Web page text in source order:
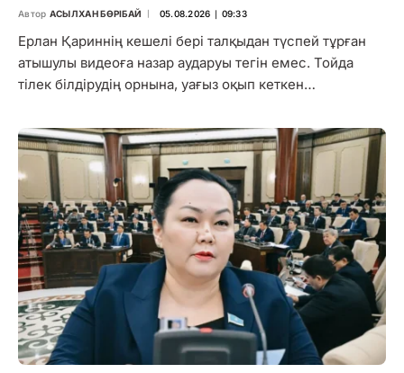
Автор АСЫЛХАН БӨРІБАЙ 05.08.2026 ∣ 09:33
Ерлан Қариннің кешелі бері талқыдан түспей тұрған
атышулы видеоға назар аударуы тегін емес. Тойда
тілек білдірудің орнына, уағыз оқып кеткен…